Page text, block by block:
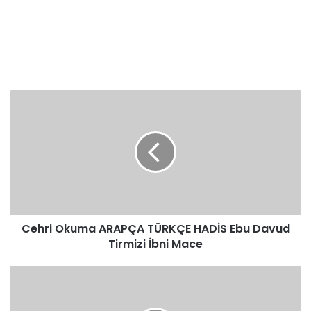
İbni
Mace
Cehri Okuma ARAPÇA TÜRKÇE HADİS Ebu Davud
Tirmizi İbni Mace